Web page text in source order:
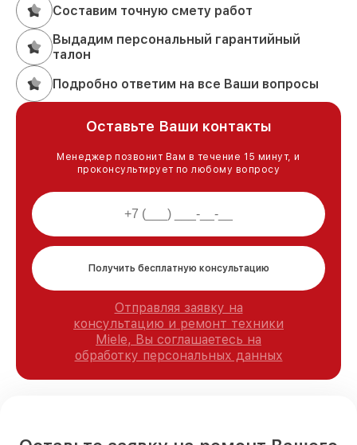
Составим точную смету работ
Выдадим персональный гарантийный
талон
Подробно ответим на все Ваши вопросы
Оставьте Ваши контакты
Менеджер позвонит Вам в течение 15 минут, и
проконсультирует по любому вопросу
Получить бесплатную консультацию
Отправляя заявку на
консультацию и ремонт техники
Miele, Вы соглашаетесь на
обработку персональных данных